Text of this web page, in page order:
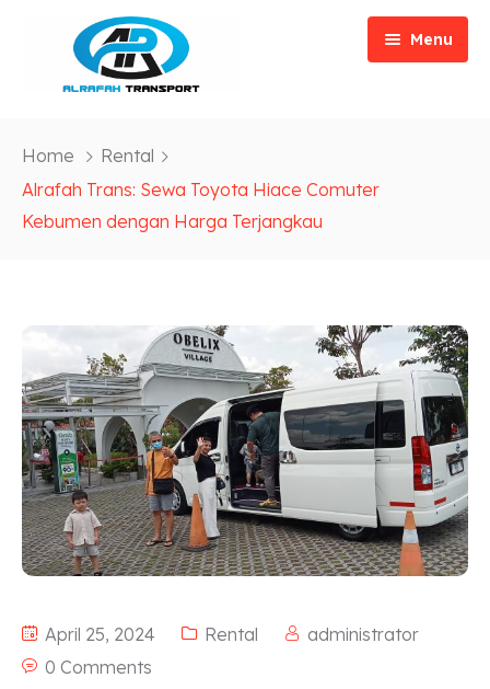
Menu
Tentang
Layanan
Rute Travel
FAQs
Galeri
Kontak
Home
Rental
Alrafah Trans: Sewa Toyota Hiace Comuter
Kebumen dengan Harga Terjangkau
April 25, 2024 Rental
administrator
0 Comments